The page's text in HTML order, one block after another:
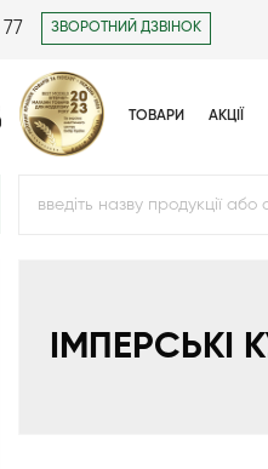
ЗВОРОТНИЙ ДЗВІНОК
ТОВАРИ АКЦІЇ
ІМПЕРСЬКІ